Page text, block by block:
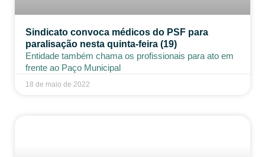
Sindicato convoca médicos do PSF para
paralisação nesta quinta-feira (19)
Entidade também chama os profissionais para ato em
frente ao Paço Municipal
18 de maio de 2022